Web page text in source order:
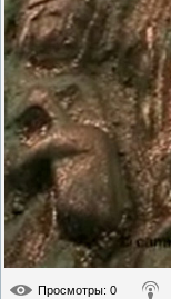
Просмотры: 0